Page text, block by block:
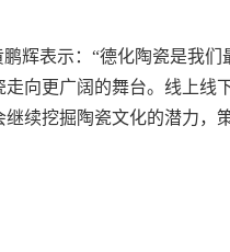
辉表示：“德化陶瓷是我
向更广阔的舞台。线上线
续挖掘陶瓷文化的潜力，